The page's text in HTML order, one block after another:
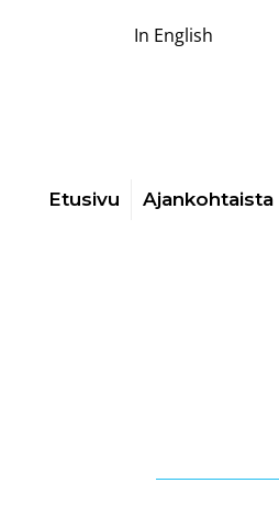
In English
Etusivu Ajankohtaista